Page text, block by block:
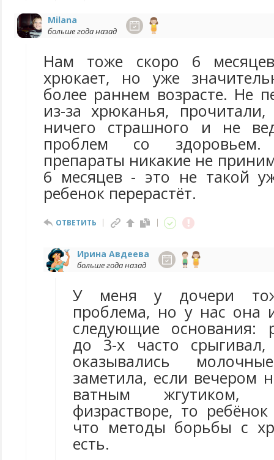
Milana
больше года назад
Нам тоже скоро 6
хрюкает, но уже
более раннем возрасте. Не
из-за хрюканья,
ничего страшного и не
проблем со здоровьем.
препараты никакие не
6 месяцев - это не такой
ребенок перерастёт.
ОТВЕТИТЬ
Ирина Авдеева
больше года назад
У меня у дочери
проблема, но у нас она
следующие основания:
до 3-х часто
оказывались
заметила, если вечером
ватным жгутиком,
физрастворе, то
что методы борьбы с
есть.